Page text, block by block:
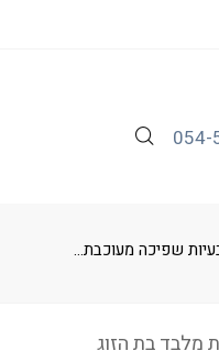
054-
שפיכה מעוכבת...
מלבד בת הזוג